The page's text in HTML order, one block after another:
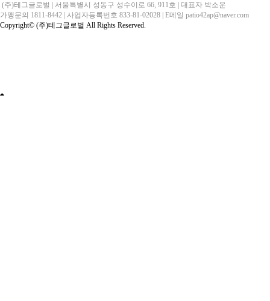
(주)테그글로벌 | 서울특별시 성동구 성수이로 66, 911호
| 대표자 박소운
가맹문의 1811-8442
| 사업자등록번호 833-81-02028 | E메일 patio42ap@naver.com
Copyright© (주)테그글로벌 All Rights Reserved.